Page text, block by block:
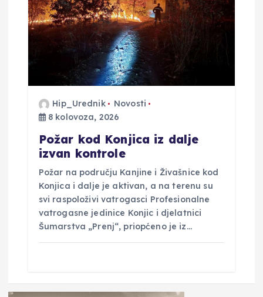
Hip_Urednik
Novosti
8 kolovoza, 2026
Požar kod Konjica iz dalje
izvan kontrole
Požar na području Kanjine i Živašnice kod
Konjica i dalje je aktivan, a na terenu su
svi raspoloživi vatrogasci Profesionalne
vatrogasne jedinice Konjic i djelatnici
Šumarstva „Prenj“, priopćeno je iz…